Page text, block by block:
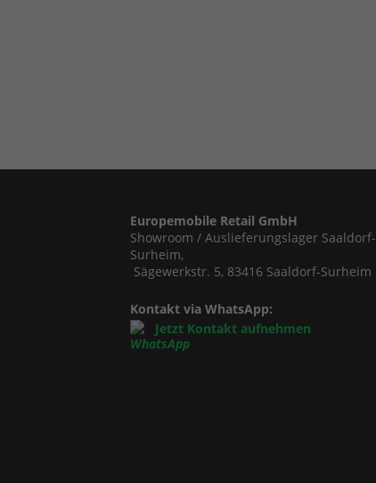
Europemobile Retail GmbH
Showroom / Auslieferungslager Saaldorf-
Surheim,
Sägewerkstr. 5, 83416 Saaldorf-Surheim
Kontakt via WhatsApp:
Jetzt Kontakt aufnehmen